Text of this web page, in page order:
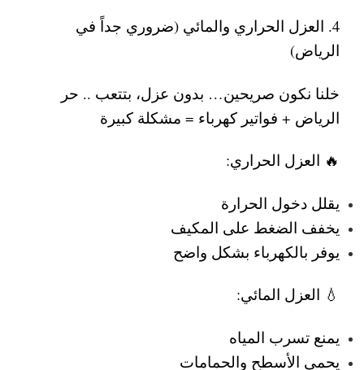
4. العزل الحراري والمائي (ضروري جداً في
الرياض)
خلنا نكون صريحين… بدون عزل، بتتعب .. حر
الرياض + فواتير كهرباء = مشكلة كبيرة
🔥 العزل الحراري:
يقلل دخول الحرارة
يخفف الضغط على المكيف
يوفر بالكهرباء بشكل واضح
💧 العزل المائي:
يمنع تسرب المياه
يحمي الأسطح والحمامات